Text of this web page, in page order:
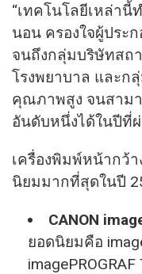
“เทคโนโลยีเหล่า
นอน ครองใจผู้ประ
จนถึงกลุ่มบริษัทสถ
โรงพยาบาล และก
คุณภาพสูง จนสาม
อันดับหนึ่งได้ในปีที่
เครื่องพิมพ์หน้ากว้
นิยมมากที่สุดในปี
CANON
ยอดนิยมคือ